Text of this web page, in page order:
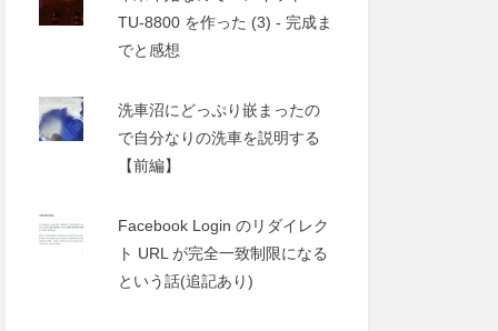
TU-8800 を作った (3) - 完成ま
でと感想
洗車沼にどっぷり嵌まったの
で自分なりの洗車を説明する
【前編】
Facebook Login のリダイレク
ト URL が完全一致制限になる
という話(追記あり)